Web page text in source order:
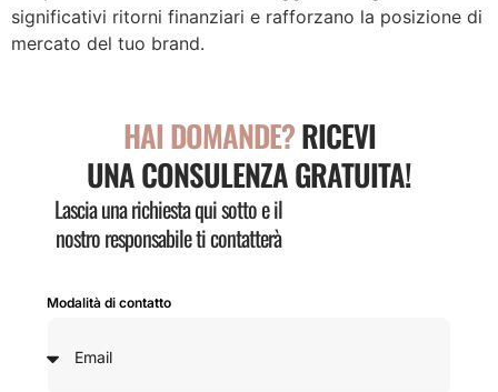
significativi ritorni finanziari e rafforzano la posizione di
mercato del tuo brand.
HAI DOMANDE?RICEVI
UNA CONSULENZA GRATUITA!
Lascia una richiesta qui sotto e il
nostro responsabile ti contatterà
Modalità di contatto